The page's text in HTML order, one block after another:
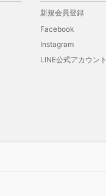
新規会員登録
Facebook
Instagram
LINE公式アカウント